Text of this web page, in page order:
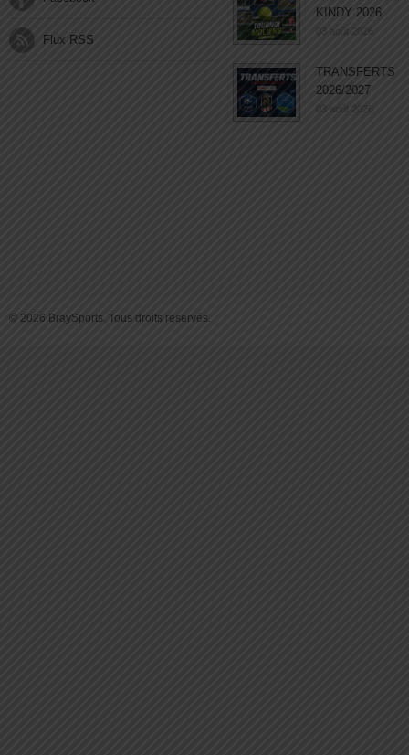
Flux RSS
KINDY 2026
03 août 2026
TRANSFERTS
2026/2027
03 août 2026
© 2026 BraySports. Tous droits reservés.